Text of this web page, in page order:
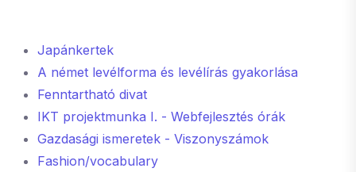
Japánkertek
A német levélforma és levélírás gyakorlása
Fenntartható divat
IKT projektmunka I. - Webfejlesztés órák
Gazdasági ismeretek - Viszonyszámok
Fashion/vocabulary